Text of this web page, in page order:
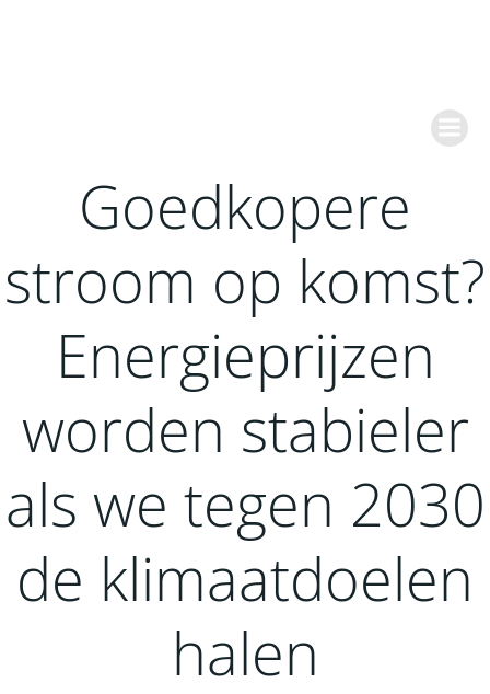
Goedkopere
stroom op komst?
Energieprijzen
worden stabieler
als we tegen 2030
de klimaatdoelen
halen